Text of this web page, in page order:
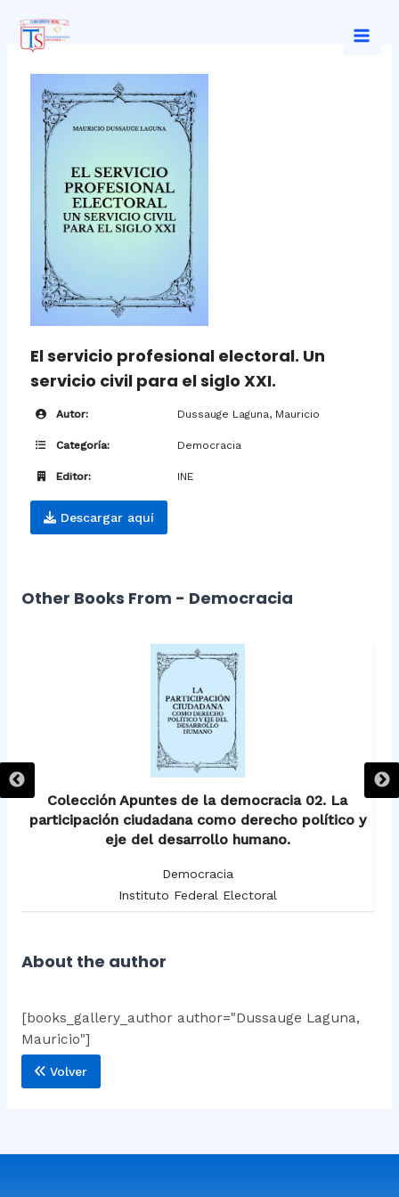
contenido
El servicio profesional electoral. Un
servicio civil para el siglo XXI.
Autor: Dussauge Laguna, Mauricio
Categoría: Democracia
Editor: INE
Descargar aquí
Other Books From - Democracia
Colección Apuntes de la democracia 02. La
participación ciudadana como derecho político y
eje del desarrollo humano.
Democracia
Instituto Federal Electoral
About the author
[books_gallery_author author="Dussauge Laguna,
Mauricio"]
Volver